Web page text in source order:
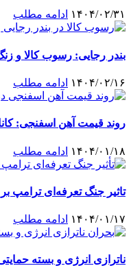
۱۴۰۴/۰۲/۳۱ ادامه مطلب
بندر رجایی: رسوب کالا و
۱۴۰۴/۰۲/۱۶ ادامه مطلب
روند قیمت آهن اسفنجی: کانال ۱۸ هزار
۱۴۰۴/۰۱/۱۸ ادامه مطلب
تاثیر جنگ تعرفه‌ای ترامپ
۱۴۰۴/۰۱/۱۷ ادامه مطلب
ناترازی انرژی و بسته